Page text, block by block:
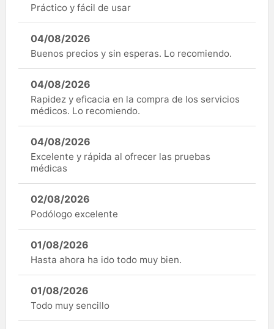
Práctico y fácil de usar
04/08/2026
Buenos precios y sin esperas. Lo recomiendo.
04/08/2026
Rapidez y eficacia en la compra de los servicios
médicos. Lo recomiendo.
04/08/2026
Excelente y rápida al ofrecer las pruebas
médicas
02/08/2026
Podólogo excelente
01/08/2026
Hasta ahora ha ido todo muy bien.
01/08/2026
Todo muy sencillo